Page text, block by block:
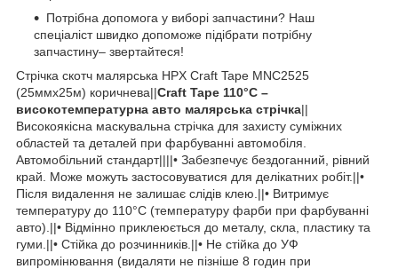
Потрібна допомога у виборі запчастини? Наш
спеціаліст швидко допоможе підібрати потрібну
запчастину– звертайтеся!
Стрічка скотч малярська HPX Craft Tape MNC2525
(25ммx25м) коричнева||Craft Tape 110°С –
високотемпературна авто малярська стрічка||
Високоякісна маскувальна стрічка для захисту суміжних
областей та деталей при фарбуванні автомобіля.
Автомобільний стандарт||||• Забезпечує бездоганний, рівний
край. Може можуть застосовуватися для делікатних робіт.||•
Після видалення не залишає слідів клею.||• Витримує
температуру до 110°C (температуру фарби при фарбуванні
авто).||• Відмінно приклеюється до металу, скла, пластику та
гуми.||• Стійка до розчинників.||• Не стійка до УФ
випромінювання (видаляти не пізніше 8 годин при